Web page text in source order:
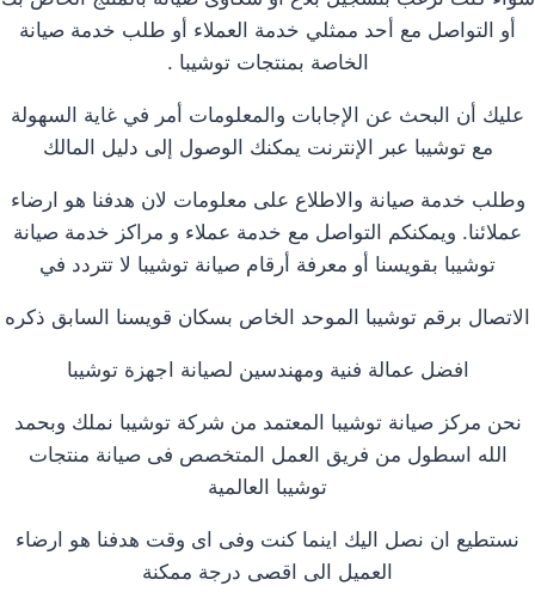
أو التواصل مع أحد ممثلي خدمة العملاء أو طلب خدمة صيانة
الخاصة بمنتجات توشيبا .
عليك أن البحث عن الإجابات والمعلومات أمر في غاية السهولة
مع توشيبا عبر الإنترنت يمكنك الوصول إلى دليل المالك
وطلب خدمة صيانة والاطلاع على معلومات لان هدفنا هو ارضاء
عملائنا. ويمكنكم التواصل مع خدمة عملاء و مراكز خدمة صيانة
توشيبا بقويسنا أو معرفة أرقام صيانة توشيبا لا تتردد في
الاتصال برقم توشيبا الموحد الخاص بسكان قويسنا السابق ذكره
افضل عمالة فنية ومهندسين لصيانة اجهزة توشيبا
نحن مركز صيانة توشيبا المعتمد من شركة توشيبا نملك وبحمد
الله اسطول من فريق العمل المتخصص فى صيانة منتجات
توشيبا العالمية
نستطيع ان نصل اليك اينما كنت وفى اى وقت هدفنا هو ارضاء
العميل الى اقصى درجة ممكنة